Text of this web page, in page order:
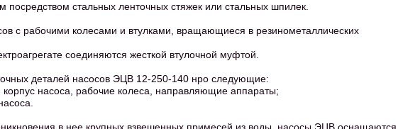
посредством стальных ленточных стяжек или стальных шпилек.
с рабочими колесами и втулками, вращающиеся в резинометаллических
соединяются жесткой втулочной муфтой.
деталей насосов ЭЦВ 12-250-140 нро следующие:
насоса, рабочие колеса, направляющие аппараты;